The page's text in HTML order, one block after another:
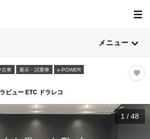
メニュー
古車 展示・試乗車 e-POWER
ビュー ETC ドラレコ
1 / 48